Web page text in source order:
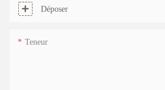
Déposer
Teneur